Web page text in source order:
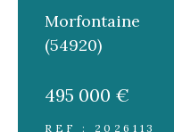
Morfontaine
(54920)
495 000 €
REF : 2026113